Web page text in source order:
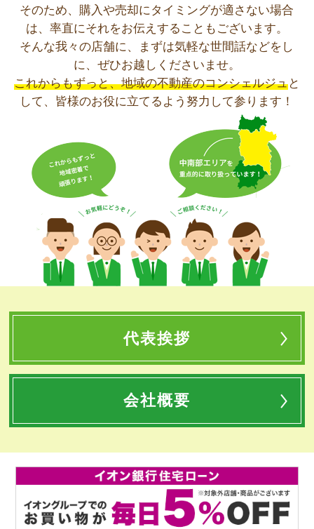
そのため、購入や売却にタイミングが適さない場合
は、率直にそれをお伝えすることもございます。
そんな我々の店舗に、まずは気軽な世間話などをし
に、ぜひお越しくださいませ。
これからもずっと、地域の不動産のコンシェルジュと
して、皆様のお役に立てるよう努力して参ります！
代表挨拶
会社概要